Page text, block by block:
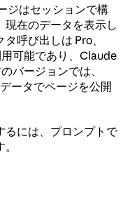
ジはセッションで構
在のデータを表示し
呼び出しは Pro、
可能であり、Claude
バージョンでは、
ータでページを公開
るには、プロンプトで